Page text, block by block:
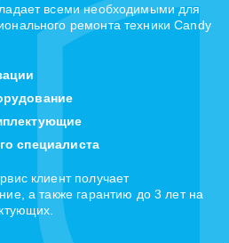
всеми необходимыми для
ремонта техники Candy
специалиста
клиент получает
а также гарантию до 3 лет на